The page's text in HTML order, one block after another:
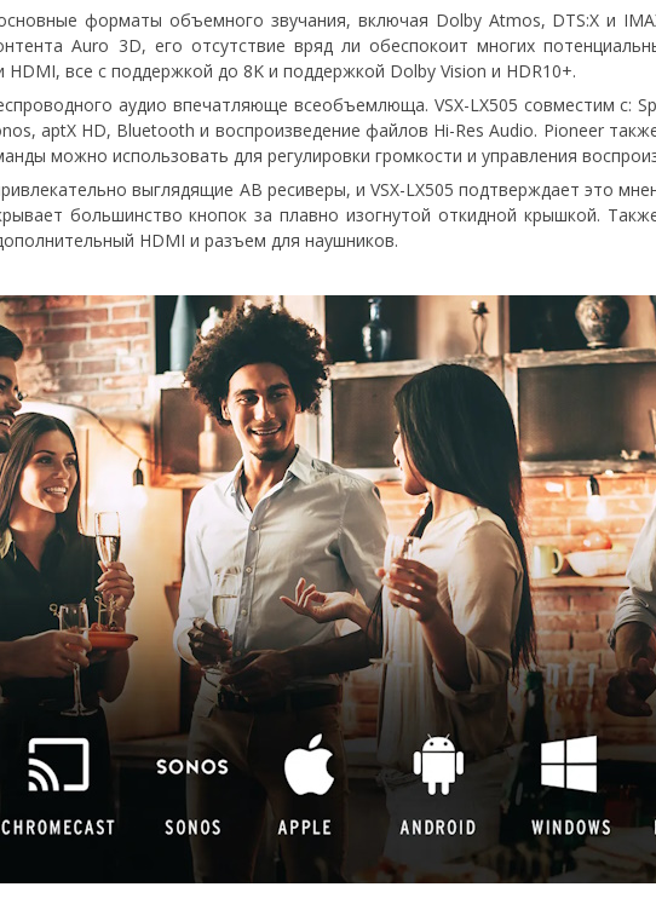
форматы объемного звучания, включая Dolby Atmos, DTS:X и
Auro 3D, его отсутствие вряд ли обеспокоит многих
все с поддержкой до 8K и поддержкой Dolby Vision и HDR10+.
аудио впечатляюще всеобъемлюща. VSX-LX505 совместим с:
aptX HD, Bluetooth и воспроизведение файлов Hi-Res Audio. Pioneer
можно использовать для регулировки громкости и управления
выглядящие АВ ресиверы, и VSX-LX505 подтверждает это
большинство кнопок за плавно изогнутой откидной крышкой.
HDMI и разъем для наушников.